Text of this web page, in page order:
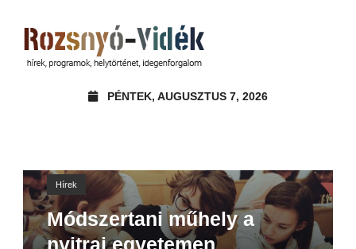
PÉNTEK, AUGUSZTUS 7, 2026
Hírek
Módszertani műhely a
nyitrai egyetemen